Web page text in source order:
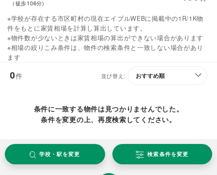
（徒歩106分)
※学校が存在する市区町村の現在エイブルWEBに掲載中の1R/1K物
件をもとに家賃相場を計算し算出しています。
※物件数が少ないときは家賃相場の算出ができない場合があります
※相場の絞りこみ条件は、物件の検索条件と一致しない場合があり
ます
0件 並び替え:
条件に一致する物件は見つかりませんでした。
条件を変更の上、再度検索してください。
学校・駅を変更 検索条件を変更